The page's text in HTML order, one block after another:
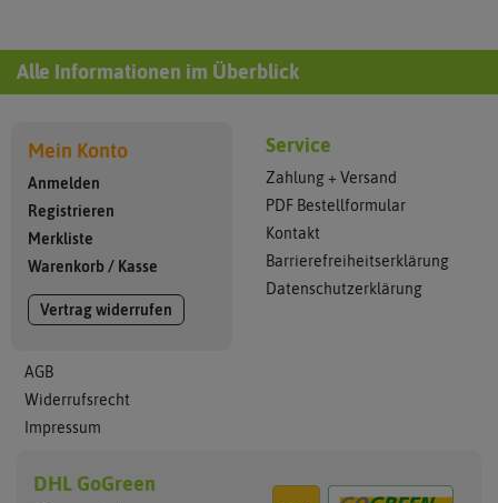
Alle Informationen im Überblick
Mein Konto
Anmelden
Registrieren
Merkliste
Warenkorb / Kasse
Vertrag widerrufen
AGB
Widerrufsrecht
Impressum
Service
Zahlung + Versand
PDF Bestellformular
Kontakt
Barrierefreiheitserklärung
Datenschutzerklärung
DHL GoGreen